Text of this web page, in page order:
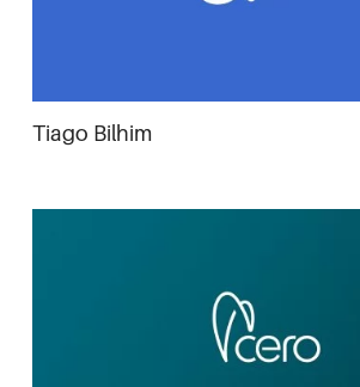
Tiago Bilhim